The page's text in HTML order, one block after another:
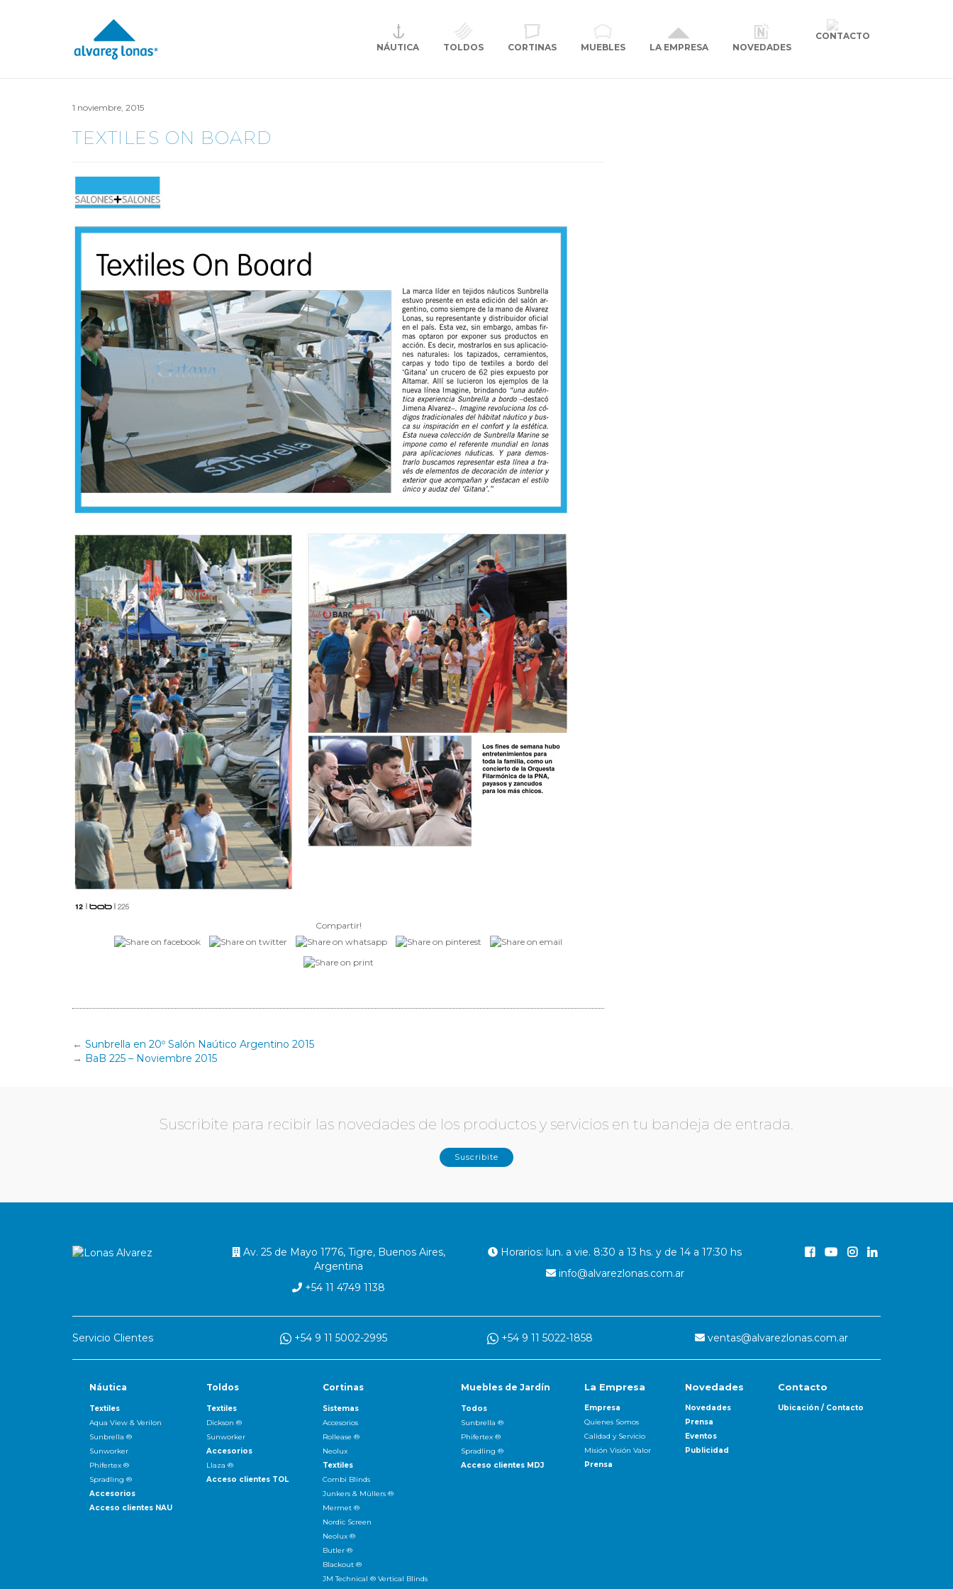
NÁUTICA TOLDOS CORTINAS MUEBLES LA EMPRESA NOVEDADES
CONTACTO
1 noviembre, 2015
TEXTILES ON BOARD
Compartir!
Sunbrella en 20º Salón Naútico Argentino 2015
BaB 225 – Noviembre 2015
Suscribite para recibir las novedades de los productos y servicios en tu bandeja de entrada.
Suscribite
Av. 25 de Mayo 1776, Tigre, Buenos Aires,
Argentina
+54 11 4749 1138
Horarios: lun. a vie. 8:30 a 13 hs. y de 14 a 17:30 hs
info@alvarezlonas.com.ar
Servicio Clientes +54 9 11 5002-2995 +54 9 11 5022-1858 ventas@alvarezlonas.com.ar
Náutica
Textiles
Aqua View & Verilon
Sunbrella ®
Sunworker
Phifertex ®
Spradling ®
Accesorios
Acceso clientes NAU
Toldos
Textiles
Dickson ®
Sunworker
Accesorios
Llaza ®
Acceso clientes TOL
Cortinas
Sistemas
Accesorios
Rollease ®
Neolux
Textiles
Combi Blinds
Junkers & Müllers ®
Mermet ®
Nordic Screen
Neolux ®
Butler ®
Blackout ®
JM Technical ® Vertical Blinds
Muebles de Jardín
Todos
Sunbrella ®
Phifertex ®
Spradling ®
Acceso clientes MDJ
La Empresa
Empresa
Quienes Somos
Calidad y Servicio
Misión Visión Valor
Prensa
Novedades
Novedades
Prensa
Eventos
Publicidad
Contacto
Ubicación / Contacto